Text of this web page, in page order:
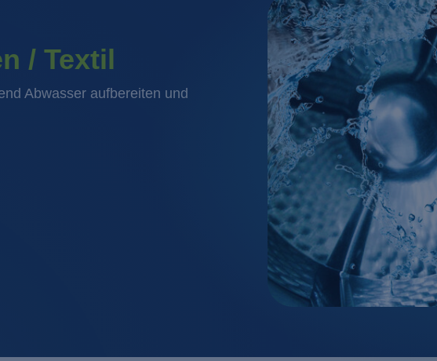
/ Textil
Abwasser aufbereiten und
Beratung & Planung
Anlagenmanagement
Automotive
Bergbau /
Chemie / Petrochemie
Glas / Keramik
Großwäschereien /
Industrielles
Kosmetik /
Lebensmittel /
Metall- /
Aerobe
Anaerobe
AOP
Fällung /
Filtration
Flotation